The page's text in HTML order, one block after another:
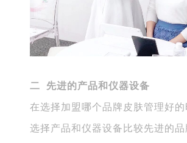
二 先进的产品和仪器设备
在选择加盟哪个品牌皮肤管理好
选择产品和仪器设备比较先进的